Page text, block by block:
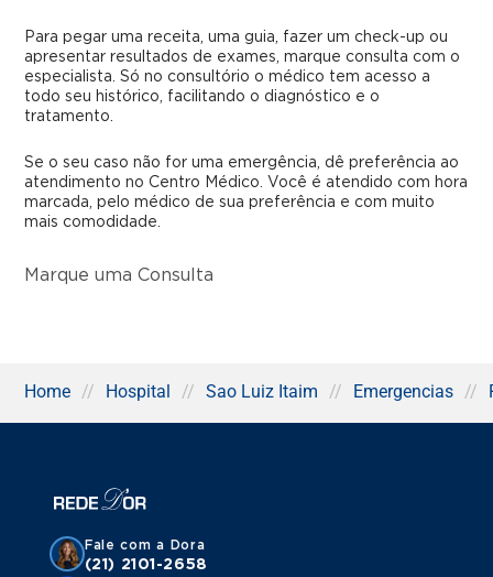
Para pegar uma receita, uma guia, fazer um check-up ou
apresentar resultados de exames, marque consulta com o
especialista. Só no consultório o médico tem acesso a
todo seu histórico, facilitando o diagnóstico e o
tratamento.
Se o seu caso não for uma emergência, dê preferência ao
atendimento no Centro Médico. Você é atendido com hora
marcada, pelo médico de sua preferência e com muito
mais comodidade.
Marque uma Consulta
Home // Hospital // Sao Luiz Itaim // Emergencias //
Fale com a Dora
(21) 2101-2658